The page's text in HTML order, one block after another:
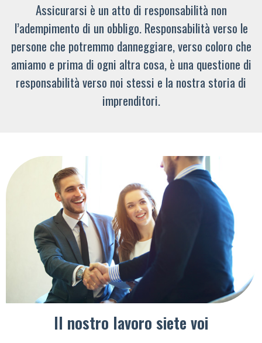
Assicurarsi è un atto di responsabilità non
l’adempimento di un obbligo. Responsabilità verso le
persone che potremmo danneggiare, verso coloro che
amiamo e prima di ogni altra cosa, è una questione di
responsabilità verso noi stessi e la nostra storia di
imprenditori.
Il nostro lavoro siete voi